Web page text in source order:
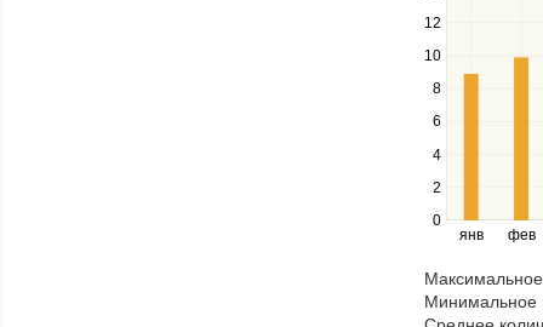
янв фев
0
2
4
6
8
10
12
to
navigate
between
series.
Use
the
and
right
navigate
through
Минимальное